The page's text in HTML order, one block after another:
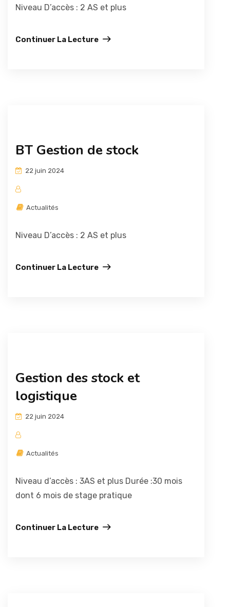
Niveau D’accès : 2 AS et plus
Continuer La Lecture
BT Gestion de stock
22 juin 2024
Actualités
Niveau D’accès : 2 AS et plus
Continuer La Lecture
Gestion des stock et
logistique
22 juin 2024
Actualités
Niveau d’accès : 3AS et plus Durée :30 mois
dont 6 mois de stage pratique
Continuer La Lecture